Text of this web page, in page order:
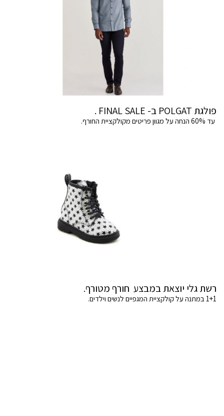
פולגת POLGAT ב- FINAL SALE .
עד 60% הנחה על מגוון פריטים מקולקציית החורף.
רשת גלי יוצאת במבצע חורף מטורף.
1+1 במתנה על קולקציית המגפיים לנשים וילדים.